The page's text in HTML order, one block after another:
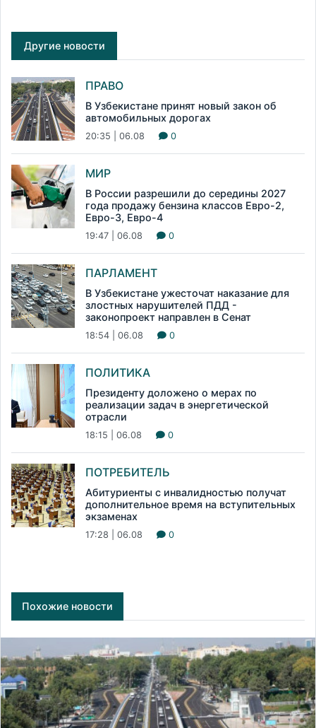
Другие новости
ПРАВО
В Узбекистане принят новый закон об
автомобильных дорогах
20:35 | 06.08 0
МИР
В России разрешили до середины 2027
года продажу бензина классов Евро-2,
Евро-3, Евро-4
19:47 | 06.08 0
ПАРЛАМЕНТ
В Узбекистане ужесточат наказание для
злостных нарушителей ПДД -
законопроект направлен в Сенат
18:54 | 06.08 0
ПОЛИТИКА
Президенту доложено о мерах по
реализации задач в энергетической
отрасли
18:15 | 06.08 0
ПОТРЕБИТЕЛЬ
Абитуриенты с инвалидностью получат
дополнительное время на вступительных
экзаменах
17:28 | 06.08 0
Похожие новости